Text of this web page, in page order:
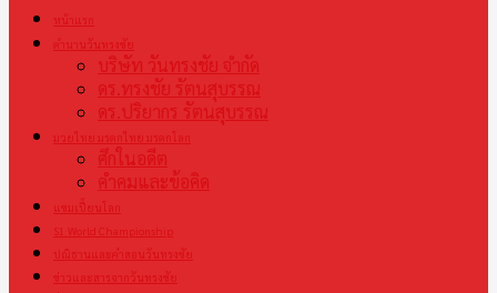
หน้าแรก
ตำนานวันทรงชัย
บริษัท วันทรงชัย จำกัด
ดร.ทรงชัย รัตนสุบรรณ
ดร.ปริยากร รัตนสุบรรณ
มวยไทย มรดกไทย มรดกโลก
ศึกในอดีต
คำคมและข้อคิด
แชมเปี้ยนโลก
S1 World Championship
ปณิธานและคำสอนวันทรงชัย
ข่าวและสารจากวันทรงชัย